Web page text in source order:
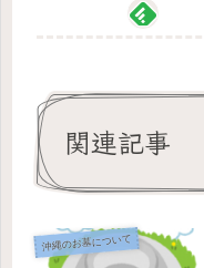
関連記事
沖縄のお墓について